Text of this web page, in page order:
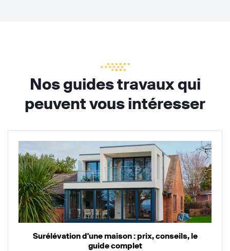
Nos guides travaux qui
peuvent vous intéresser
Surélévation d'une maison : prix, conseils, le
guide complet